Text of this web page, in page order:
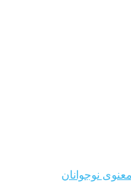
نوجوانان